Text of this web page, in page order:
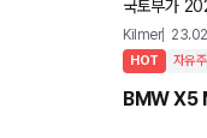
국토부가 2023년 1
Kilmer
HOT 자유주
BMW X5